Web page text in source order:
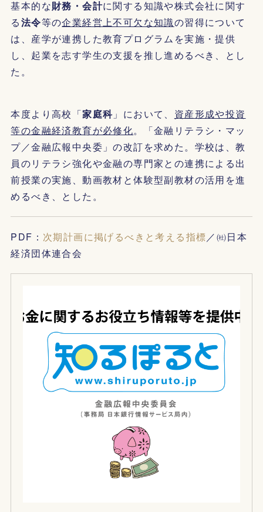
基本的な財務・会計に関する知識や株式会社に関す
る法令等の企業経営上不可欠な知識の習得について
は、産学が連携した教育プログラムを実施・提供
し、起業を志す学生の支援を推し進めるべき、とし
た。
本度より高校「家庭科 」において、 資産形成や投資
等の金融経済教育が必修化。「金融リテラシ・マッ
プ／金融広報中央委」の改訂を求めた。学校は、教
員のリテラシ強化や金融の専門家との連携による出
前授業の実施、動画教材と体験型副教材の活用を進
めるべき、とした。
PDF： 次期計画に掲げるべきと考える指標／㈳日本
経済団体連合会